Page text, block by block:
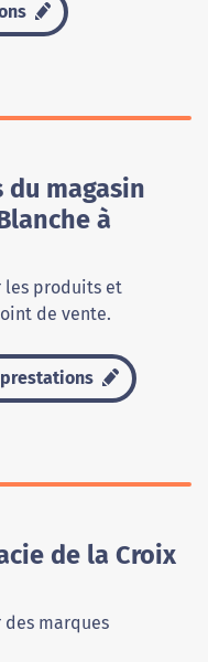
magasin
à
les produits et
de vente.
de la Croix
marques